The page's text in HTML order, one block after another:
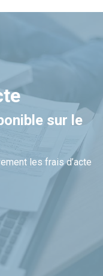
sur le
les frais d’acte